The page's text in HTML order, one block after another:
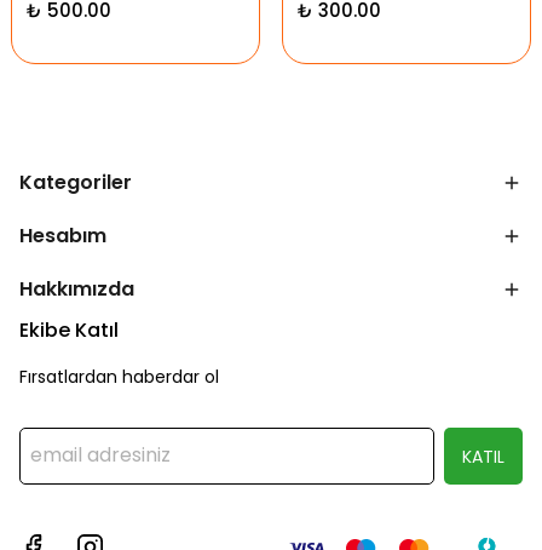
₺ 500.00 ₺ 300.00
Kategoriler
Hesabım
Hakkımızda
Ekibe Katıl
Fırsatlardan haberdar ol
KATIL